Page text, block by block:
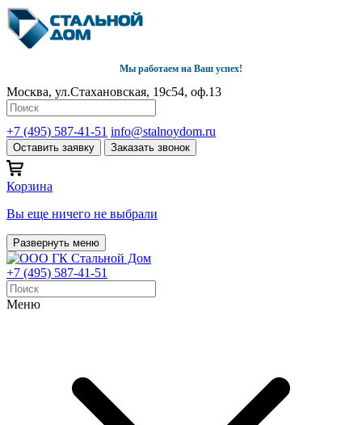
Мы работаем на Ваш успех!
Москва, ул.Стахановская, 19с54, оф.13
+7 (495) 587-41-51 info@stalnoydom.ru
Оставить заявку Заказать звонок
Корзина
Вы еще ничего не выбрали
Развернуть меню
+7 (495) 587-41-51
Меню